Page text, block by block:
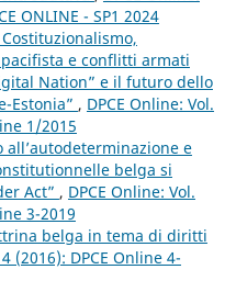
ONLINE - SP1 2024
e conflitti armati
Nation” e il futuro dello
Estonia” , DPCE Online: Vol.
1/2015
all’autodeterminazione e
belga si
Act” , DPCE Online: Vol.
3-2019
belga in tema di diritti
(2016): DPCE Online 4-